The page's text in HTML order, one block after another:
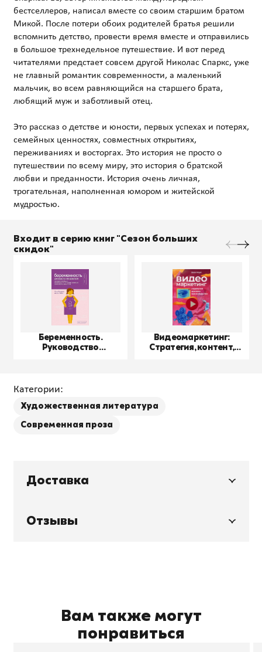
бестселлеров, написал вместе со своим старшим братом
Микой. После потери обоих родителей братья решили
вспомнить детство, провести время вместе и отправились
в большое трехнедельное путешествие. И вот перед
читателями предстает совсем другой Николас Спаркс, уже
не главный романтик современности, а маленький
мальчик, во всем равняющийся на старшего брата,
любящий муж и заботливый отец.
Это рассказ о детстве и юности, первых успехах и потерях,
семейных ценностях, совместных открытиях,
переживаниях и восторгах. Это история не просто о
путешествии по всему миру, это история о братской
любви и преданности. История очень личная,
трогательная, наполненная юмором и житейской
Входит в серию книг "Сезон больших
скидок"
Беременность.
Руководство
Видеомаркетинг:
Стратегия, контент,
Категории:
Художественная литература
Современная проза
Доставка
Отзывы
Вам также могут
понравиться